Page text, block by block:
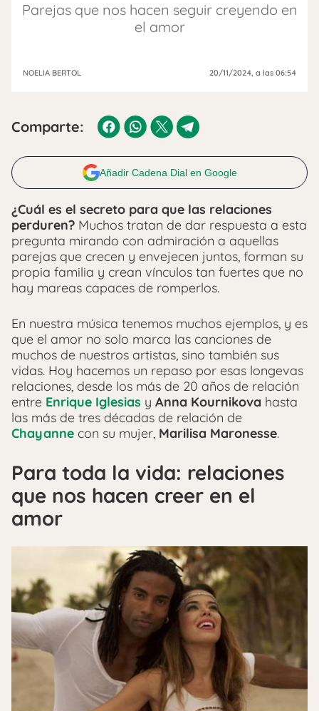
Parejas que nos hacen seguir creyendo en
el amor
NOELIA BERTOL 20/11/2024, a las 06:54
Comparte:
Añadir Cadena Dial en Google
¿Cuál es el secreto para que las relaciones
perduren? Muchos tratan de dar respuesta a esta
pregunta mirando con admiración a aquellas
parejas que crecen y envejecen juntos, forman su
propia familia y crean vínculos tan fuertes que no
hay mareas capaces de romperlos.
En nuestra música tenemos muchos ejemplos, y es
que el amor no solo marca las canciones de
muchos de nuestros artistas, sino también sus
vidas. Hoy hacemos un repaso por esas longevas
relaciones, desde los más de 20 años de relación
entre Enrique Iglesias y Anna Kournikova hasta
las más de tres décadas de relación de
Chayanne con su mujer, Marilisa Maronesse.
Para toda la vida: relaciones
que nos hacen creer en el
amor